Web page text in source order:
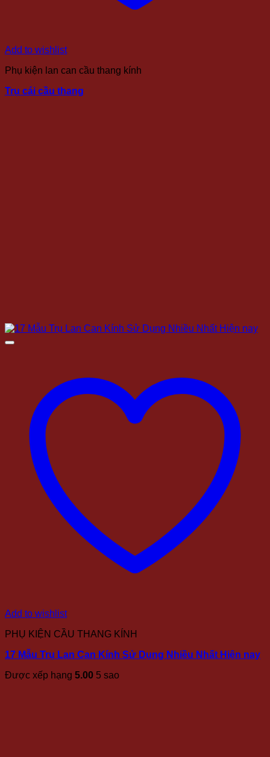
Add to wishlist
Phụ kiện lan can cầu thang kính
Trụ cái cầu thang
Add to wishlist
PHỤ KIỆN CẦU THANG KÍNH
17 Mẫu Trụ Lan Can Kính Sử Dụng Nhiều Nhất Hiện nay
Được xếp hạng 5.00 5 sao